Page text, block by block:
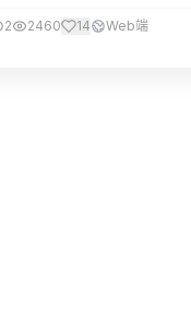
2 2460 14 Web端